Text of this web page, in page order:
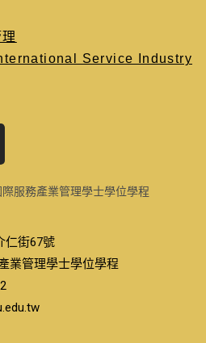
Service Industry
服務產業管理學士學位學程
仁街67號
管理學士學位學程